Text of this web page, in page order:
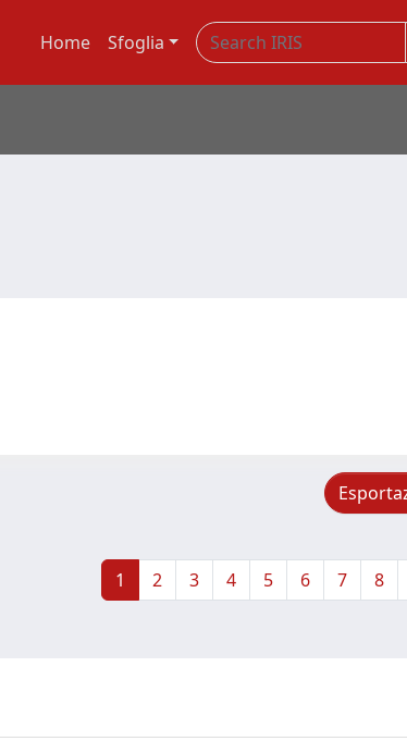
Home Sfoglia
1 2 3 4 5 6 7 8